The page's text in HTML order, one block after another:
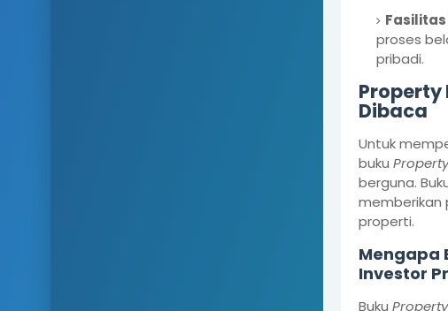
proses
pribadi.
Property
Dibaca
Untuk
buku
berguna.
memberikan
properti.
Mengapa
Investor
Buku